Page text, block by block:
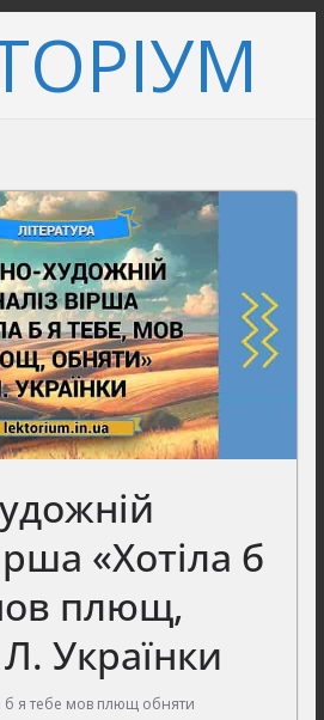
«Хотіла б
плющ,
Українки
б я тебе мов плющ обняти